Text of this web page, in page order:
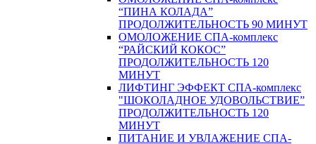
“ПИНА КОЛАДА”
ПРОДОЛЖИТЕЛЬНОСТЬ 90 МИНУТ
ОМОЛОЖЕНИЕ СПА-комплекс
“РАЙСКИЙ КОКОС”
ПРОДОЛЖИТЕЛЬНОСТЬ 120
МИНУТ
ЛИФТИНГ ЭФФЕКТ СПА-комплекс
"ШОКОЛАДНОЕ УДОВОЛЬСТВИЕ”
ПРОДОЛЖИТЕЛЬНОСТЬ 120
МИНУТ
ПИТАНИЕ И УВЛАЖЕНИЕ СПА-